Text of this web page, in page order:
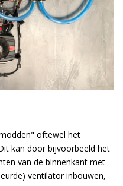
oftewel het
kan door bijvoorbeeld het
van de binnenkant met
ventilator inbouwen,